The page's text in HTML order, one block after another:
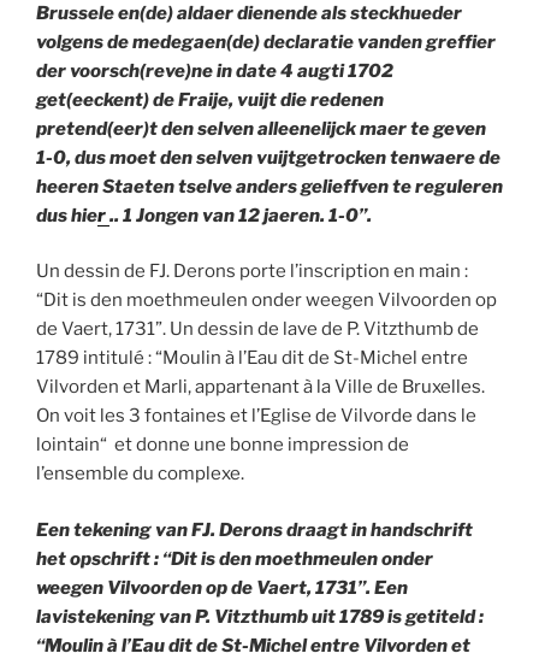
Brussele en(de) aldaer dienende als steckhueder
volgens de medegaen(de) declaratie vanden greffier
der voorsch(reve)ne in date 4 augti 1702
get(eeckent) de Fraije, vuijt die redenen
pretend(eer)t den selven alleenelijck maer te geven
1-0, dus moet den selven vuijtgetrocken tenwaere de
heeren Staeten tselve anders gelieffven te reguleren
dus hier.. 1 Jongen van 12 jaeren. 1-0”.
Un dessin de FJ. Derons porte l’inscription en main :
“Dit is den moethmeulen onder weegen Vilvoorden op
de Vaert, 1731”. Un dessin de lave de P. Vitzthumb de
1789 intitulé : “Moulin à l’Eau dit de St-Michel entre
Vilvorden et Marli, appartenant à la Ville de Bruxelles.
On voit les 3 fontaines et l’Eglise de Vilvorde dans le
lointain“ et donne une bonne impression de
l’ensemble du complexe.
Een tekening van FJ. Derons draagt in handschrift
het opschrift : “Dit is den moethmeulen onder
weegen Vilvoorden op de Vaert, 1731”. Een
lavistekening van P. Vitzthumb uit 1789 is getiteld :
“Moulin à l’Eau dit de St-Michel entre Vilvorden et